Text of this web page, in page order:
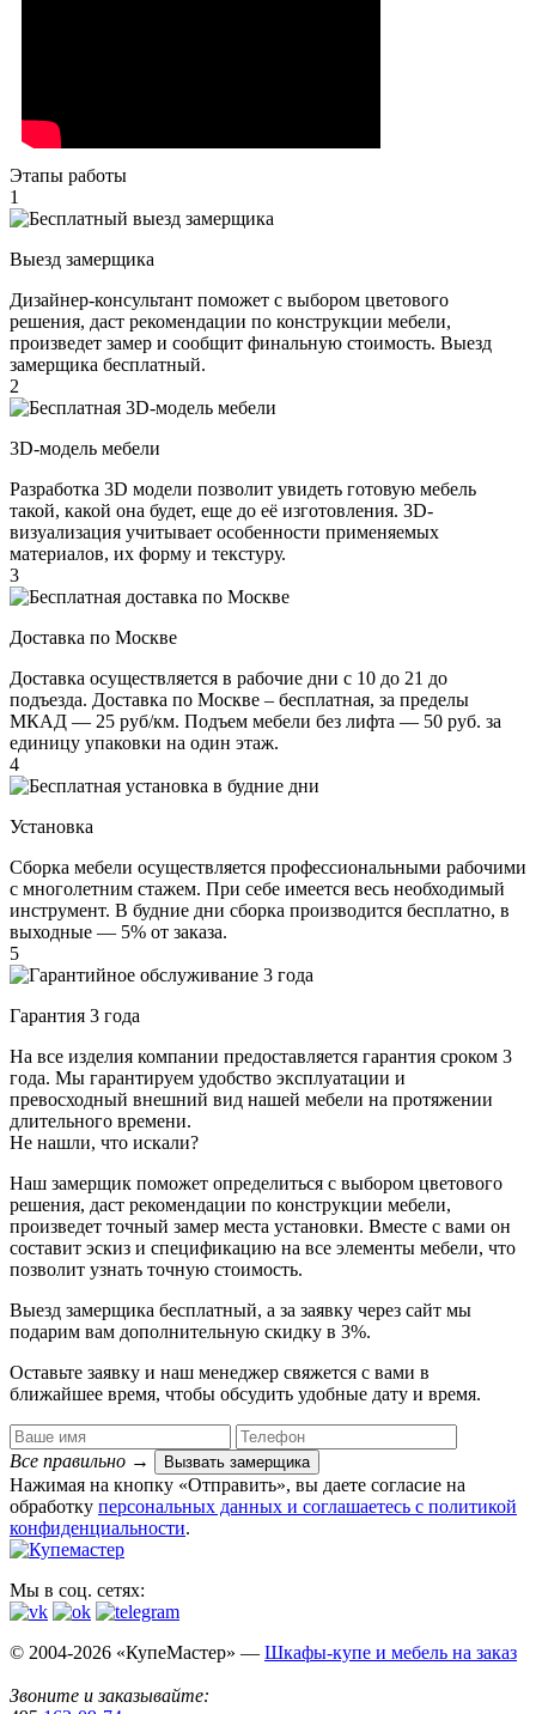
Этапы работы
1
Выезд замерщика
Дизайнер-консультант поможет с выбором цветового
решения, даст рекомендации по конструкции мебели,
произведет замер и сообщит финальную стоимость. Выезд
замерщика бесплатный.
2
3D-модель мебели
Разработка 3D модели позволит увидеть готовую мебель
такой, какой она будет, еще до её изготовления. 3D-
визуализация учитывает особенности применяемых
материалов, их форму и текстуру.
3
Доставка по Москве
Доставка осуществляется в рабочие дни с 10 до 21 до
подъезда. Доставка по Москве – бесплатная, за пределы
МКАД — 25 руб/км. Подъем мебели без лифта — 50 руб. за
единицу упаковки на один этаж.
4
Установка
Сборка мебели осуществляется профессиональными рабочими
с многолетним стажем. При себе имеется весь необходимый
инструмент. В будние дни сборка производится бесплатно, в
выходные — 5% от заказа.
5
Гарантия 3 года
На все изделия компании предоставляется гарантия сроком 3
года. Мы гарантируем удобство эксплуатации и
превосходный внешний вид нашей мебели на протяжении
длительного времени.
Не нашли, что искали?
Наш замерщик поможет определиться с выбором цветового
решения, даст рекомендации по конструкции мебели,
произведет точный замер места установки. Вместе с вами он
составит эскиз и спецификацию на все элементы мебели, что
позволит узнать точную стоимость.
Выезд замерщика бесплатный, а за заявку через сайт мы
подарим вам дополнительную скидку в 3%.
Оставьте заявку и наш менеджер свяжется с вами в
ближайшее время, чтобы обсудить удобные дату и время.
Все правильно → Вызвать замерщика
Нажимая на кнопку «Отправить», вы даете согласие на
обработку персональных данных​ и соглашаетесь c политикой
конфиденциальности.
Мы в соц. сетях:
© 2004-2026 «КупеМастер» — Шкафы-купе и мебель на заказ
Звоните и заказывайте: